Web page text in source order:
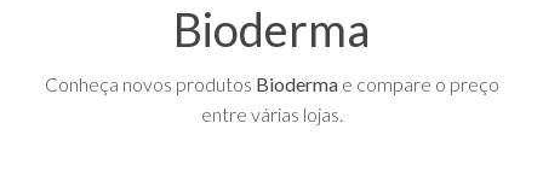
Bioderma
Conheça novos produtos Biodermae compare o preço
entre várias lojas.